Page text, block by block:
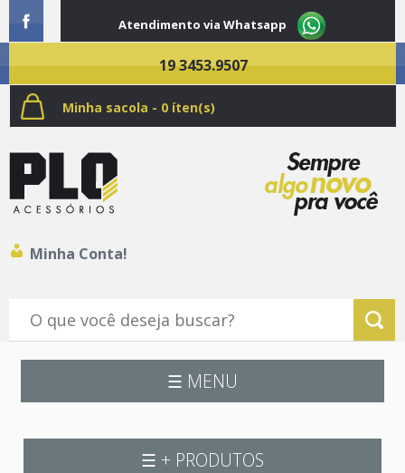
Atendimento via Whatsapp
19 3453.9507
Minha sacola - 0 íten(s)
Minha Conta!
☰ MENU
☰ + PRODUTOS